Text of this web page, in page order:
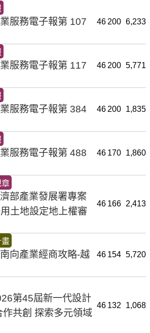
服務電子報第 107
46 200 6,233
服務電子報第 117
46 200 5,771
服務電子報第 384
46 200 1,835
服務電子報第 488
46 170 1,860
章
部產業發展署專案
土地設定地上權審
46 166 2,413
畫
向產業經商攻略-越
46 154 5,720
第45屆新一代設計
作共創 探索多元領域
46 132 1,068